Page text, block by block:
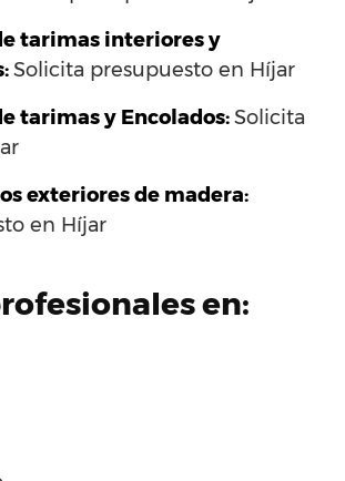
tarimas interiores y
Solicita presupuesto en Híjar
tarimas y Encolados:Solicita
exteriores de madera:
en Híjar
en: